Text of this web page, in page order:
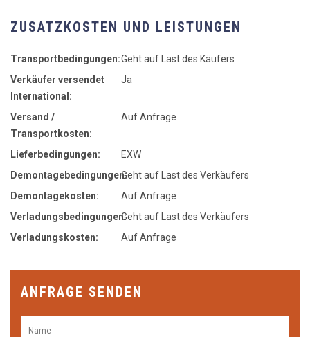
ZUSATZKOSTEN UND LEISTUNGEN
Transportbedingungen:Geht auf Last des Käufers
Verkäufer versendet
International:
Ja
Versand /
Transportkosten:
Auf Anfrage
Lieferbedingungen:
EXW
Demontagebedingungen:Geht auf Last des Verkäufers
Demontagekosten:
Auf Anfrage
Verladungsbedingungen:Geht auf Last des Verkäufers
Verladungskosten:
Auf Anfrage
ANFRAGE SENDEN